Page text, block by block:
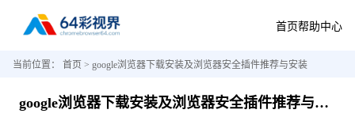
首页帮助中心
当前位置： 首页 > google浏览器下载安装及浏览器安全插件推荐与安装
google浏览器下载安装及浏览器安全插件推荐与安装